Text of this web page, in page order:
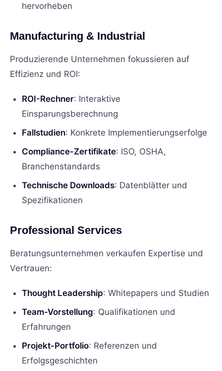
hervorheben
Manufacturing & Industrial
Produzierende Unternehmen fokussieren auf
Effizienz und ROI:
ROI-Rechner: Interaktive
Einsparungsberechnung
Fallstudien: Konkrete Implementierungserfolge
Compliance-Zertifikate: ISO, OSHA,
Branchenstandards
Technische Downloads: Datenblätter und
Spezifikationen
Professional Services
Beratungsunternehmen verkaufen Expertise und
Vertrauen:
Thought Leadership: Whitepapers und Studien
Team-Vorstellung: Qualifikationen und
Erfahrungen
Projekt-Portfolio: Referenzen und
Erfolgsgeschichten